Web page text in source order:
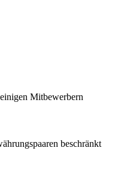
Mitbewerbern
beschränkt